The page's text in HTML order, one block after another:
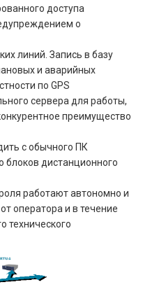
доступа
о
линий. Запись в базу
и аварийных
по GPS
сервера для работы,
преимущество
с обычного ПК
блоков дистанционного
работают автономно и
оператора и в течение
технического